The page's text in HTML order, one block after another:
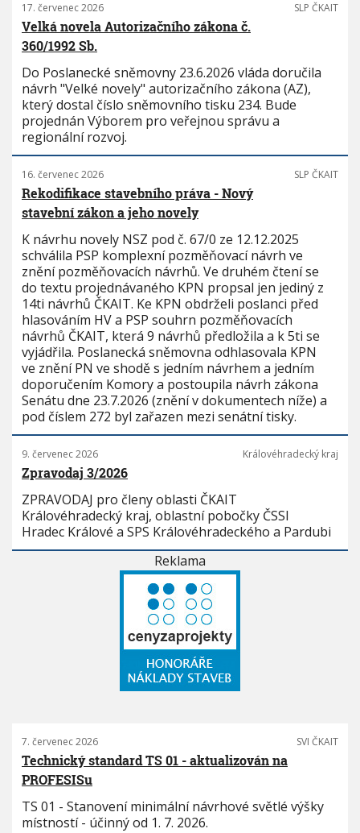
17. červenec 2026 SLP ČKAIT
Velká novela Autorizačního zákona č.
360/1992 Sb.
Do Poslanecké sněmovny 23.6.2026 vláda doručila
návrh "Velké novely" autorizačního zákona (AZ),
který dostal číslo sněmovního tisku 234. Bude
projednán Výborem pro veřejnou správu a
regionální rozvoj.
16. červenec 2026 SLP ČKAIT
Rekodifikace stavebního práva - Nový
stavební zákon a jeho novely
K návrhu novely NSZ pod č. 67/0 ze 12.12.2025
schválila PSP komplexní pozměňovací návrh ve
znění pozměňovacích návrhů. Ve druhém čtení se
do textu projednávaného KPN propsal jen jediný z
14ti návrhů ČKAIT. Ke KPN obdrželi poslanci před
hlasováním HV a PSP souhrn pozměňovacích
návrhů ČKAIT, která 9 návrhů předložila a k 5ti se
vyjádřila. Poslanecká sněmovna odhlasovala KPN
ve znění PN ve shodě s jedním návrhem a jedním
doporučením Komory a postoupila návrh zákona
Senátu dne 23.7.2026 (znění v dokumentech níže) a
pod číslem 272 byl zařazen mezi senátní tisky.
9. červenec 2026 Královéhradecký kraj
Zpravodaj 3/2026
ZPRAVODAJ pro členy oblasti ČKAIT
Královéhradecký kraj, oblastní pobočky ČSSI
Hradec Králové a SPS Královéhradeckého a Pardubi
Reklama
7. červenec 2026 SVI ČKAIT
Technický standard TS 01 - aktualizován na
PROFESISu
TS 01 - Stanovení minimální návrhové světlé výšky
místností - účinný od 1. 7. 2026.